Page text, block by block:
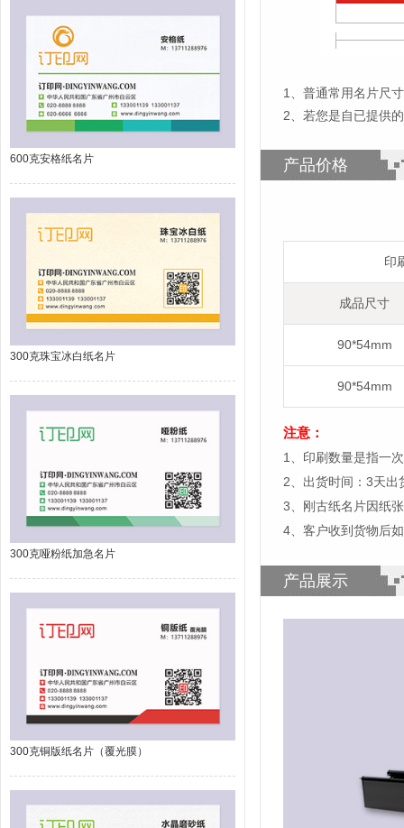
600克安格纸名片
300克珠宝冰白纸名片
300克哑粉纸加急名片
300克铜版纸名片（覆光膜）
1
普通常用名片尺
2、若您是自已提供
产品价格
印
成品尺寸
90*54mm
90*54mm
注意：
1、印刷数量是指一
2、出货时间：3天出
3、刚古纸名片因纸
4、客户收到货物后
产品展示